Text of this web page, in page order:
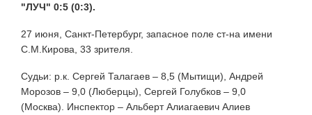
"ЛУЧ" 0:5 (0:3).
27 июня, Санкт-Петербург, запасное поле ст-на имени
С.М.Кирова, 33 зрителя.
Судьи: р.к. Сергей Талагаев – 8,5 (Мытищи), Андрей
Морозов – 9,0 (Люберцы), Сергей Голубков – 9,0
(Москва). Инспектор – Альберт Алиагаевич Алиев